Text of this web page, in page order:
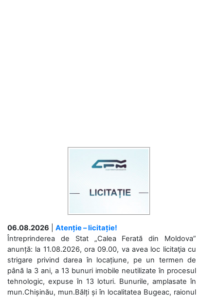
06.08.2026
Atenție – licitație!
Întreprinderea de Stat „Calea Ferată din Moldova”
anunță: la 11.08.2026, ora 09.00, va avea loc licitaţia cu
strigare privind darea în locațiune, pe un termen de
până la 3 ani, a 13 bunuri imobile neutilizate în procesul
tehnologic, expuse în 13 loturi. Bunurile, amplasate în
mun.Chișinău, mun.Bălți și în localitatea Bugeac, raionul